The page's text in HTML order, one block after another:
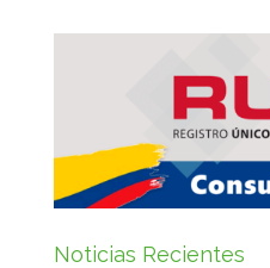
Noticias Recientes